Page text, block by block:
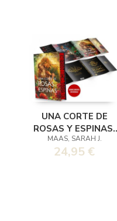
UNA CORTE DE
ROSAS Y ESPINAS.
EDICION ESPECIAL
CON
MAAS, SARAH J.
24,95 €